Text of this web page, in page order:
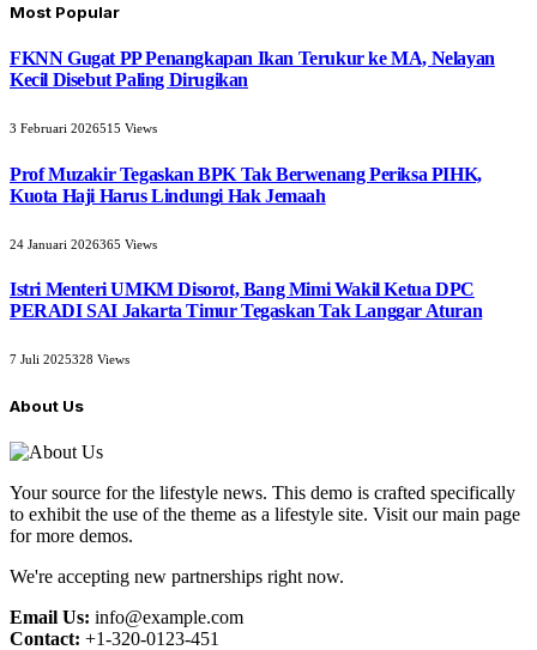
Most Popular
FKNN Gugat PP Penangkapan Ikan Terukur ke MA, Nelayan
Kecil Disebut Paling Dirugikan
3 Februari 2026515 Views
Prof Muzakir Tegaskan BPK Tak Berwenang Periksa PIHK,
Kuota Haji Harus Lindungi Hak Jemaah
24 Januari 2026365 Views
Istri Menteri UMKM Disorot, Bang Mimi Wakil Ketua DPC
PERADI SAI Jakarta Timur Tegaskan Tak Langgar Aturan
7 Juli 2025328 Views
About Us
Your source for the lifestyle news. This demo is crafted specifically
to exhibit the use of the theme as a lifestyle site. Visit our main page
for more demos.
We're accepting new partnerships right now.
Email Us: info@example.com
Contact: +1-320-0123-451